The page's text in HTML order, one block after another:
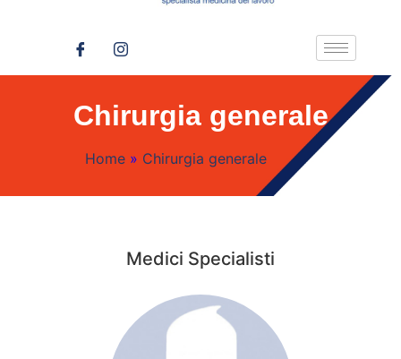
Chirurgia generale
Home » Chirurgia generale
Medici Specialisti